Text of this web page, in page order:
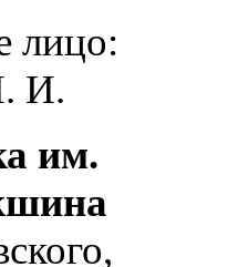
лицо:
И.
им.